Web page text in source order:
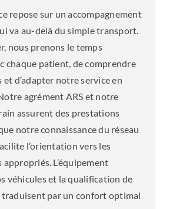
repose sur un accompagnement
va au-delà du simple transport.
nous prenons le temps
chaque patient, de comprendre
d’adapter notre service en
agrément ARS et notre
assurent des prestations
notre connaissance du réseau
l’orientation vers les
L’équipement
véhicules et la qualification de
traduisent par un confort optimal